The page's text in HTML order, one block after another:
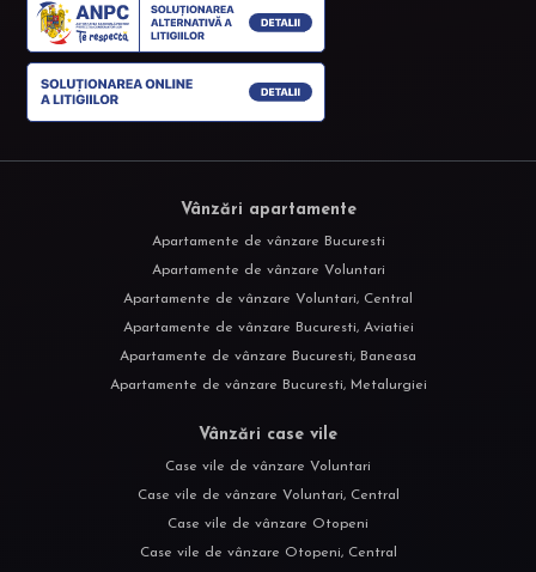
Vânzări apartamente
Apartamente de vânzare Bucuresti
Apartamente de vânzare Voluntari
Apartamente de vânzare Voluntari, Central
Apartamente de vânzare Bucuresti, Aviatiei
Apartamente de vânzare Bucuresti, Baneasa
Apartamente de vânzare Bucuresti, Metalurgiei
Vânzări case vile
Case vile de vânzare Voluntari
Case vile de vânzare Voluntari, Central
Case vile de vânzare Otopeni
Case vile de vânzare Otopeni, Central